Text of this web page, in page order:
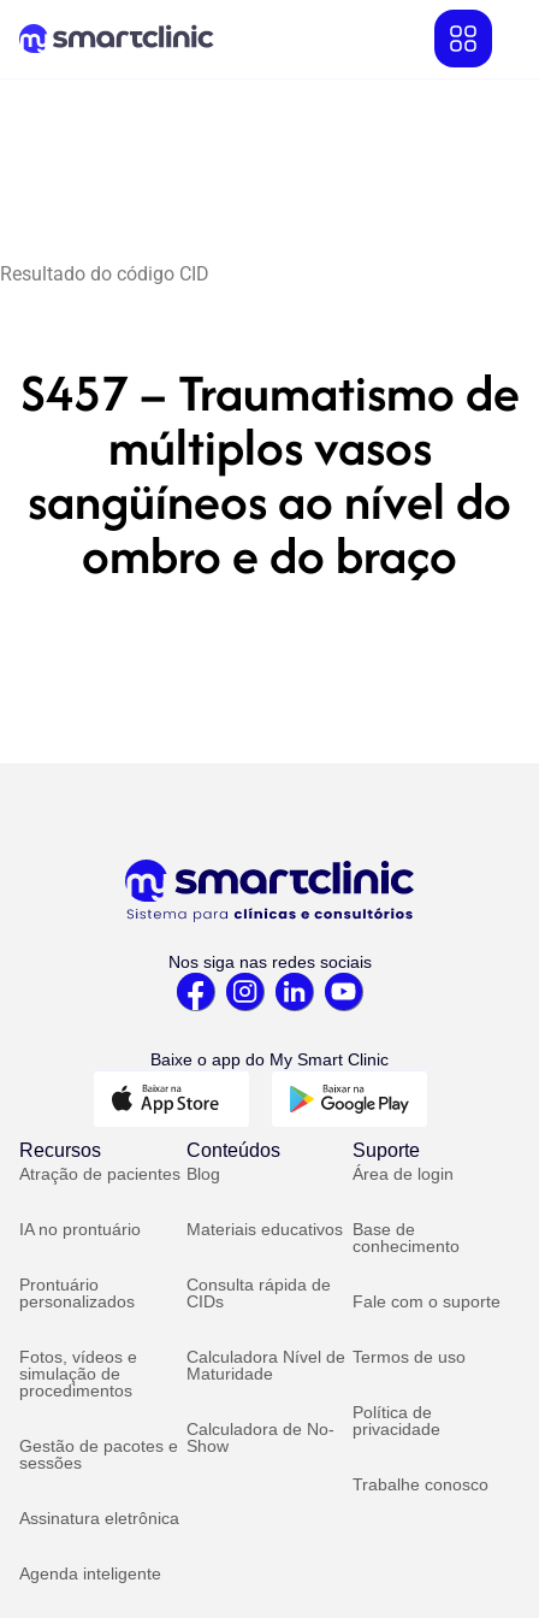
Resultado do código CID
S457 – Traumatismo de
múltiplos vasos
sangüíneos ao nível do
ombro e do braço
Nos siga nas redes sociais
Baixe o app do My Smart Clinic
Recursos
Atração de pacientes
IA no prontuário
Prontuário
personalizados
Fotos, vídeos e
simulação de
procedimentos
Gestão de pacotes e
sessões
Assinatura eletrônica
Agenda inteligente
Conteúdos
Blog
Materiais educativos
Consulta rápida de
CIDs
Calculadora Nível de
Maturidade
Calculadora de No-
Show
Suporte
Área de login
Base de
conhecimento
Fale com o suporte
Termos de uso
Política de
privacidade
Trabalhe conosco